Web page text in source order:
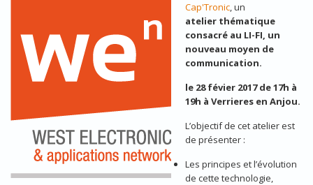
Cap'Tronic, un
atelier thématique
consacré au LI-FI, un
nouveau moyen de
communication.
le 28 févier 2017 de 17h à
19h à Verrieres en Anjou.
L’objectif de cet atelier est
de présenter :
Les principes et l’évolution
de cette technologie,